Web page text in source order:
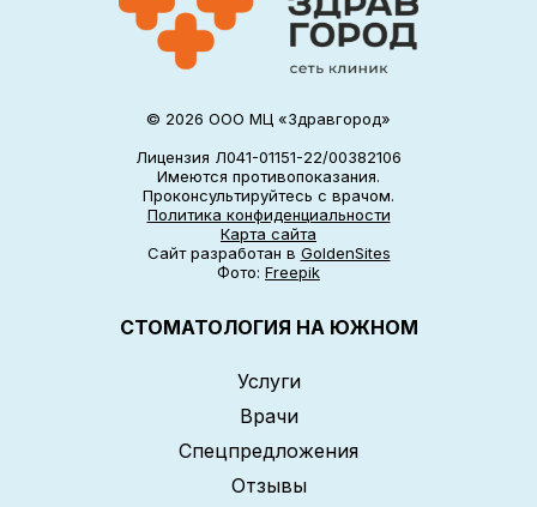
© 2026 ООО МЦ «Здравгород»
Лицензия Л041-01151-22/00382106
Имеются противопоказания.
Проконсультируйтесь с врачом.
Политика конфиденциальности
Карта сайта
Сайт разработан в GoldenSites
Фото: Freepik
СТОМАТОЛОГИЯ НА ЮЖНОМ
Услуги
Врачи
Спецпредложения
Отзывы